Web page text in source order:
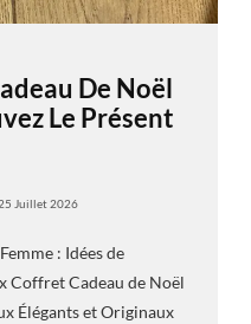
De Noël
Le Présent
Juillet 2026
: Idées de
Coffret Cadeau de Noël
Élégants et Originaux